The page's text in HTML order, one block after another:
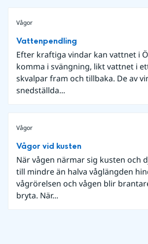
Vågor
Vattenpendling
Efter kraftiga vindar kan vattnet i
komma i svängning, likt vattnet i
skvalpar fram och tillbaka. De av
snedställda...
Vågor
Vågor vid kusten
När vågen närmar sig kusten och
till mindre än halva våglängden
vågrörelsen och vågen blir
bryta. När...